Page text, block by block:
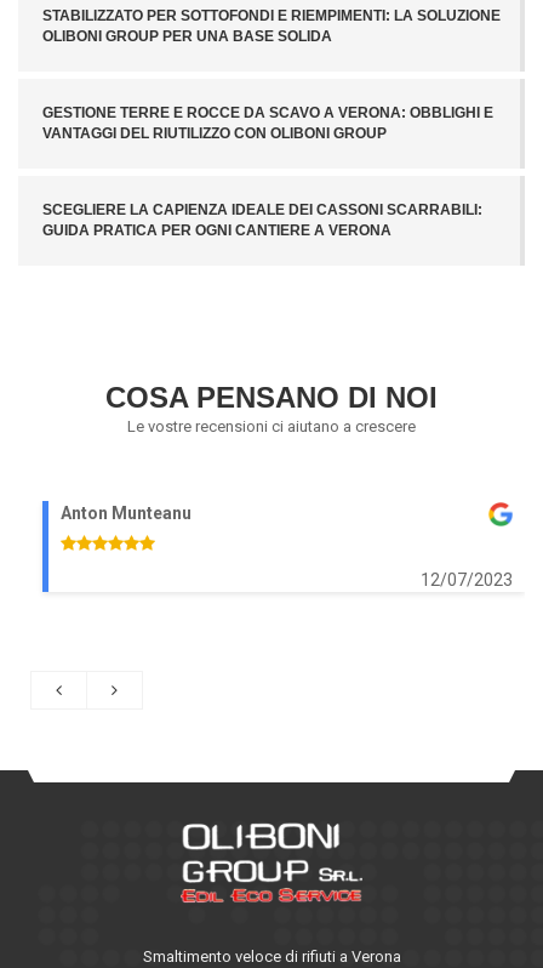
STABILIZZATO PER SOTTOFONDI E RIEMPIMENTI: LA SOLUZIONE
OLIBONI GROUP PER UNA BASE SOLIDA
GESTIONE TERRE E ROCCE DA SCAVO A VERONA: OBBLIGHI E
VANTAGGI DEL RIUTILIZZO CON OLIBONI GROUP
SCEGLIERE LA CAPIENZA IDEALE DEI CASSONI SCARRABILI:
GUIDA PRATICA PER OGNI CANTIERE A VERONA
COSA PENSANO DI NOI
Le vostre recensioni ci aiutano a crescere
Anton Munteanu
12/07/2023
Smaltimento veloce di rifiuti a Verona